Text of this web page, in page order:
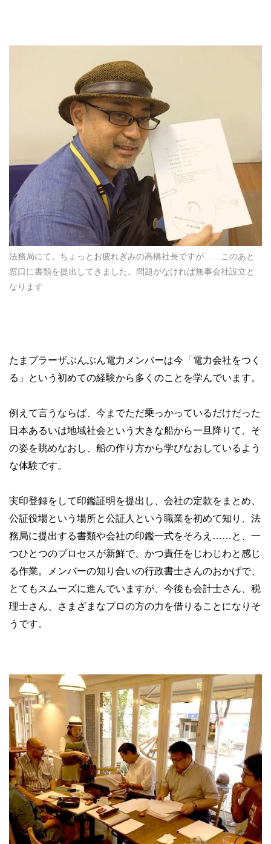
法務局にて。ちょっとお疲れぎみの高橋社長ですが……このあと
窓口に書類を提出してきました。問題がなければ無事会社設立と
なります
たまプラーザぶんぶん電力メンバーは今「電力会社をつく
る」という初めての経験から多くのことを学んでいます。
例えて言うならば、今までただ乗っかっているだけだった
日本あるいは地域社会という大きな船から一旦降りて、そ
の姿を眺めなおし、船の作り方から学びなおしているよう
な体験です。
実印登録をして印鑑証明を提出し、会社の定款をまとめ、
公証役場という場所と公証人という職業を初めて知り、法
務局に提出する書類や会社の印鑑一式をそろえ……と、一
つひとつのプロセスが新鮮で、かつ責任をじわじわと感じ
る作業。メンバーの知り合いの行政書士さんのおかげで、
とてもスムーズに進んでいますが、今後も会計士さん、税
理士さん、さまざまなプロの方の力を借りることになりそ
うです。